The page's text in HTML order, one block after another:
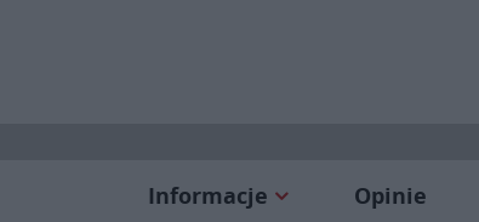
Informacje Opinie